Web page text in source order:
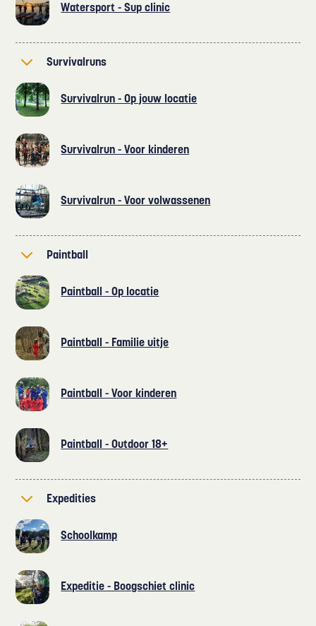
Watersport - Sup clinic
Survivalruns
Survivalrun - Op jouw locatie
Survivalrun - Voor kinderen
Survivalrun - Voor volwassenen
Paintball
Paintball - Op locatie
Paintball - Familie uitje
Paintball - Voor kinderen
Paintball - Outdoor 18+
Expedities
Schoolkamp
Expeditie - Boogschiet clinic